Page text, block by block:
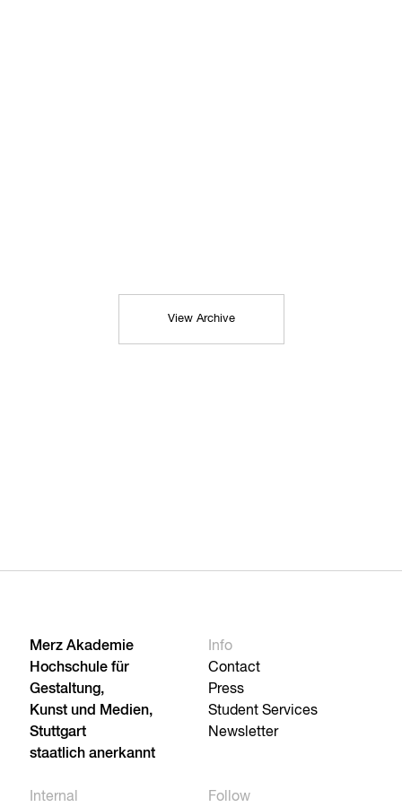
View Archive
Merz Akademie
Hochschule für
Gestaltung,
Kunst und Medien,
Stuttgart
staatlich anerkannt
Info
Contact
Press
Student Services
Newsletter
Internal Follow